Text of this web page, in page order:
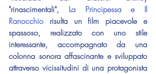
"rinascimentali", La Principessa e Il
Ranocchio risulta un film piacevole e
spassoso, realizzato con uno stile
interessante, accompagnato da una
colonna sonora affascinante e sviluppato
attraverso vicissitudini di una protagonista